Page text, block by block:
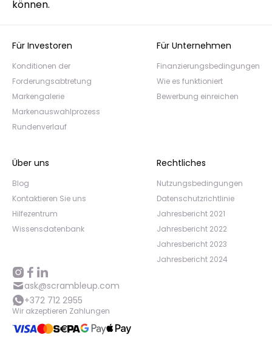
können.
Für Investoren
Konditionen der
Forderungsabtretung
Markengalerie
Markenauswahlprozess
Rundenverlauf
Für Unternehmen
Finanzierungsbedingungen
Wie es funktioniert
Bewerbung einreichen
Über uns
Blog
Kontaktieren Sie uns
Hilfezentrum
Wissensdatenbank
Rechtliches
Nutzungsbedingungen
Datenschutzrichtlinie
Jahresbericht 2021
Jahresbericht 2022
Jahresbericht 2023
Jahresbericht 2024
ask@scrambleup.com
+372 712 2955
Wir akzeptieren Zahlungen